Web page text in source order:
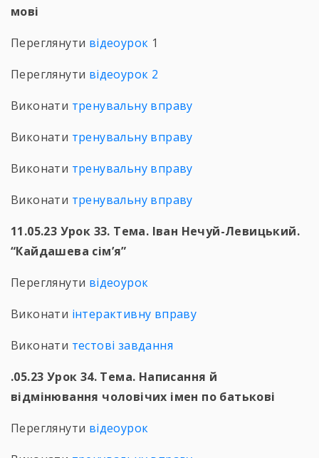
мові
Переглянути відеоурок 1
Переглянути відеоурок 2
Виконати тренувальну вправу
Виконати тренувальну вправу
Виконати тренувальну вправу
Виконати тренувальну вправу
11.05.23 Урок 33. Тема. Іван Нечуй-Левицький.
“Кайдашева сім’я”
Переглянути відеоурок
Виконати інтерактивну вправу
Виконати тестові завдання
.05.23 Урок 34. Тема. Написання й
відмінювання чоловічих імен по батькові
Переглянути відеоурок